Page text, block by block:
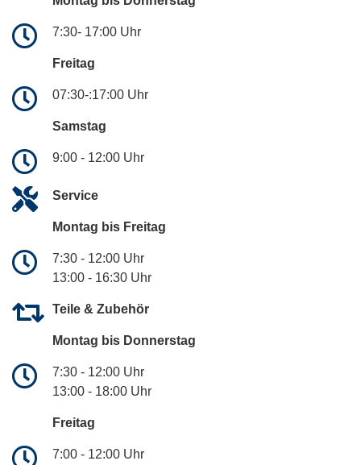
7:30- 17:00 Uhr
Freitag
07:30-:17:00 Uhr
Samstag
9:00 - 12:00 Uhr
Service
Montag bis Freitag
7:30 - 12:00 Uhr
13:00 - 16:30 Uhr
Teile & Zubehör
Montag bis Donnerstag
7:30 - 12:00 Uhr
13:00 - 18:00 Uhr
Freitag
7:00 - 12:00 Uhr